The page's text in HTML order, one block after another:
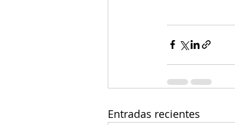
Entradas recientes